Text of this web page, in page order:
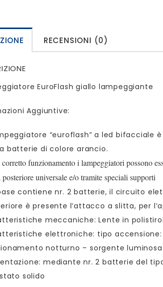
RECENSIONI (0)
EuroFlash giallo lampeggiante
Aggiuntive:
“euroflash” a led bifacciale
batterie di colore arancio.
funzionamento i lampeggiatori possono
posteriore universale e/o tramite speciali supporti
contiene nr. 2 batterie, il circuito
è presente l’attacco a slitta, per
meccaniche: Lente in
elettroniche: tipo
notturno – sorgente
mediante nr. 2 batterie del
solido